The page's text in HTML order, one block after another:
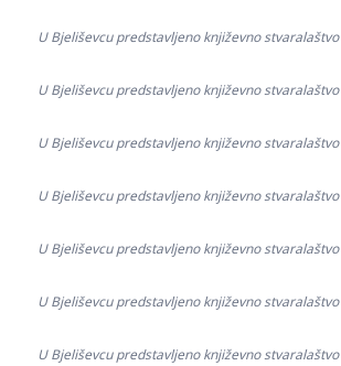
U Bjeliševcu predstavljeno književno stvaralaštvo
U Bjeliševcu predstavljeno književno stvaralaštvo
U Bjeliševcu predstavljeno književno stvaralaštvo
U Bjeliševcu predstavljeno književno stvaralaštvo
U Bjeliševcu predstavljeno književno stvaralaštvo
U Bjeliševcu predstavljeno književno stvaralaštvo
U Bjeliševcu predstavljeno književno stvaralaštvo